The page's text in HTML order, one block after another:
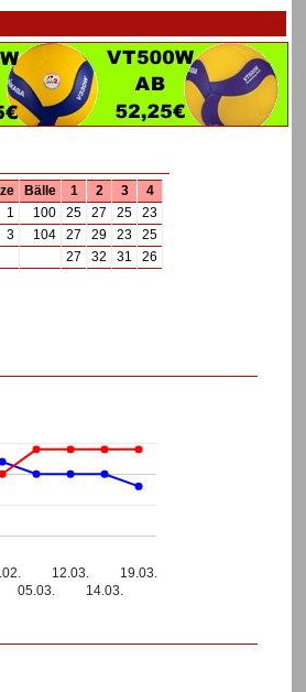
Bälle 1 2 3
4
1 100 25 27 25
23
3 104 27 29 23
25
27 32 31 26
05.03.
12.03.
14.03.
19.03.